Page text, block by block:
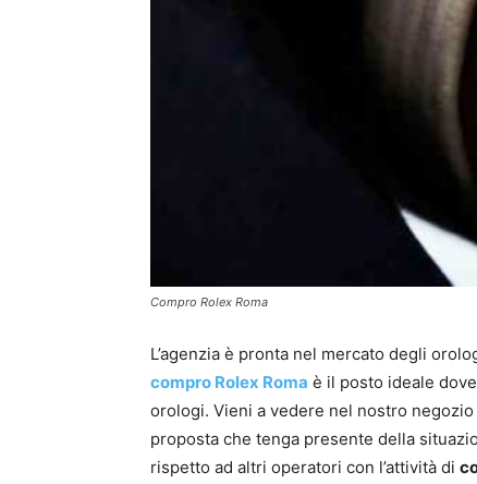
Compro Rolex Roma
L’agenzia è pronta nel mercato degli
compro Rolex Roma è il posto ideale
orologi. Vieni a vedere nel nostro
proposta che tenga presente della
rispetto ad altri operatori con l’attività di